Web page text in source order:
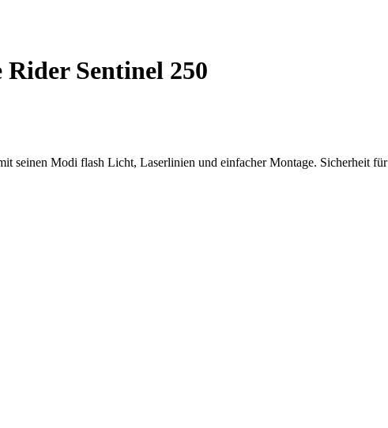
Sentinel 250
seinen Modi flash Licht, Laserlinien und einfacher Montage. Sicherheit